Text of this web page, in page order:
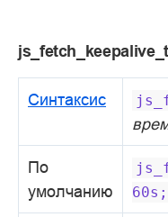
Синтаксис
По
умолчанию
60s;